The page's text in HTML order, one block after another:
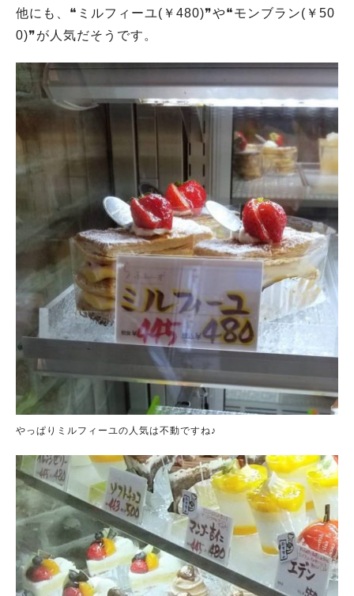
他にも、❝ミルフィーユ(￥480)❞や❝モンブラン(￥50
0)❞が人気だそうです。
やっぱりミルフィーユの人気は不動ですね♪